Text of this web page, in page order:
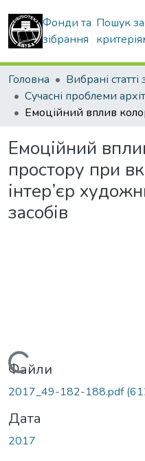
Фонди та
зібрання
Пошук за
Головна
Емоційний
простору при
інтер’єр
засобів
Вантажиться...
Файли
2017_49-182-188.pdf
Дата
2017